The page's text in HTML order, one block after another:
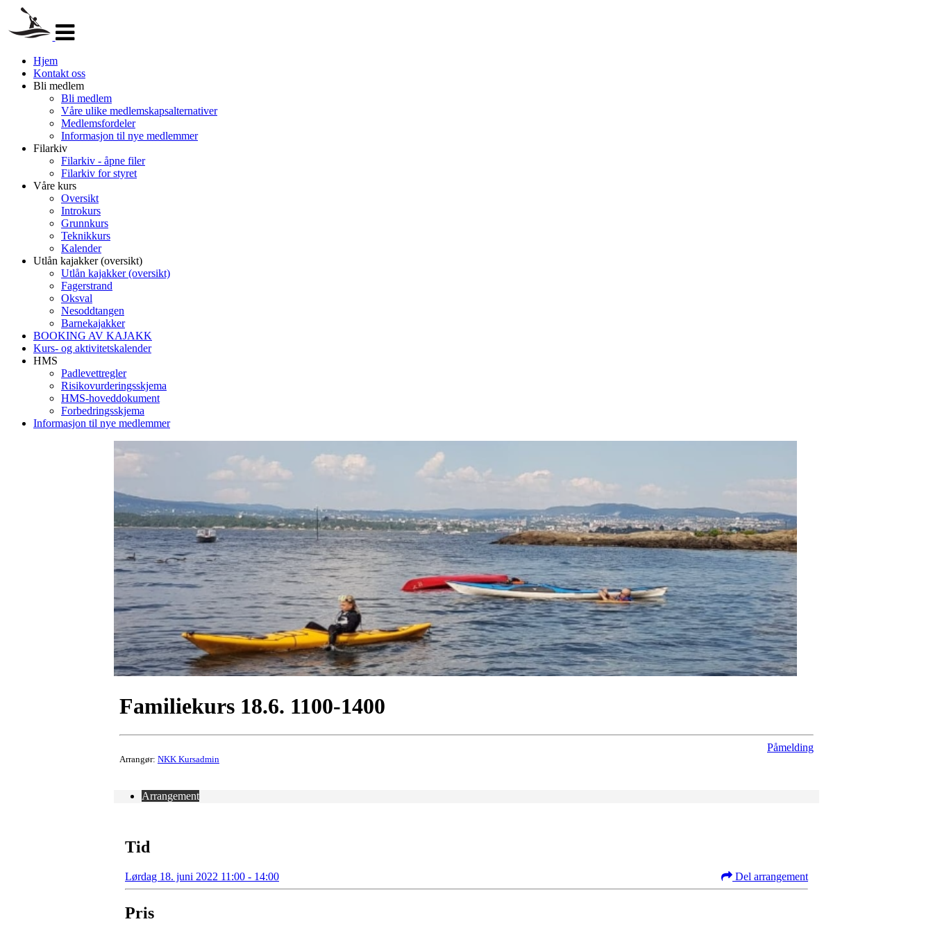
navigasjon
Hjem
Kontakt oss
Bli medlem
Bli medlem
Våre ulike medlemskapsalternativer
Medlemsfordeler
Informasjon til nye medlemmer
Filarkiv
Filarkiv - åpne filer
Filarkiv for styret
Våre kurs
Oversikt
Introkurs
Grunnkurs
Teknikkurs
Kalender
Utlån kajakker (oversikt)
Utlån kajakker (oversikt)
Fagerstrand
Oksval
Nesoddtangen
Barnekajakker
BOOKING AV KAJAKK
Kurs- og aktivitetskalender
HMS
Padlevettregler
Risikovurderingsskjema
HMS-hoveddokument
Forbedringsskjema
Informasjon til nye medlemmer
Familiekurs 18.6. 1100-1400
Arrangør: NKK Kursadmin
Påmelding
Arrangement
Tid
Lørdag 18. juni 2022 11:00 - 14:00 Del arrangement
Pris